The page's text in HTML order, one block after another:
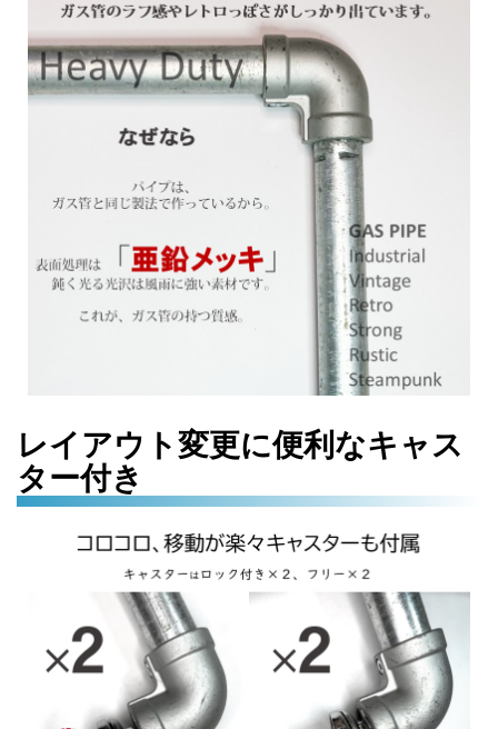
レイアウト変更に便利なキャス
ター付き